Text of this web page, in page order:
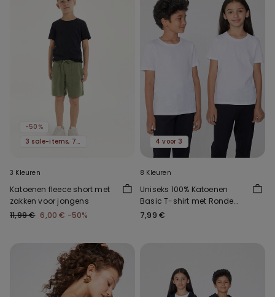
-50%
3 sale-items, 70% korting
3 Kleuren
Katoenen fleece short met
zakken voor jongens
11,99 € 6,00 € -50%
4 voor 3
8 Kleuren
Uniseks 100% Katoenen
Basic T-shirt met Ronde
Hals voor Kinderen
7,99 €